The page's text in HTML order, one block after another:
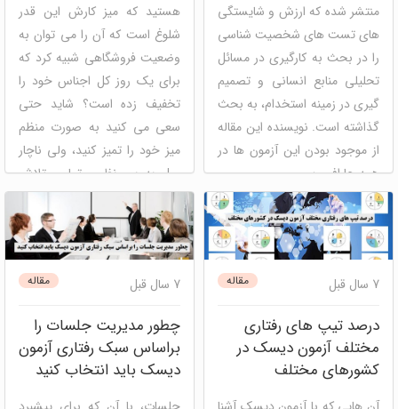
منتشر شده که ارزش و شایستگی
های تست های شخصیت شناسی
را در بحث به کارگیری در مسائل
تحلیلی منابع انسانی و تصمیم
گیری در زمینه استخدام، به بحث
گذاشته است. نویسنده این مقاله
از موجود بودن این آزمون ها در
همه جا افسوس می ...
mbti (ام بی تی آی) دیسک
مقاله 7 سال قبل
درصد تیپ های رفتاری
مختلف آزمون دیسک در
کشورهای مختلف
هستید که میز کارش این قدر
شلوغ است که آن را می توان به
وضعیت فروشگاهی شبیه کرد که
برای یک روز کل اجناس خود را
تخفیف زده است؟ شاید حتی
سعی می کنید به صورت منظم
میز خود را تمیز کنید، ولی ناچار
میل به بی نظمی تمامی تلاش
های شما ...
دیسک شخصیت شناسی
مقاله 7 سال قبل
چطور مدیریت جلسات را
براساس سبک رفتاری آزمون
دیسک باید انتخاب کنید